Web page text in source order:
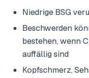
Niedrige BSG
Beschwerden
bestehen, wenn
auffällig sind
Kopfschmerz,